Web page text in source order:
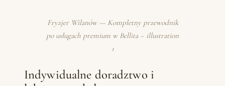
Fryzjer Wilanów — Kompletny przewodnik
po usługach premium w Bellita – illustration
1
Indywidualne doradztwo i